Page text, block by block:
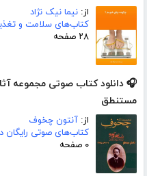
از: نیما نیک نژاد
کتاب‌های سلامت و
۲۸ صفحه
🎧 دانلود کتاب صوتی مجموعه
مستنطق
از: آنتون چخوف
کتاب‌های صوتی رایگان
۰ صفحه